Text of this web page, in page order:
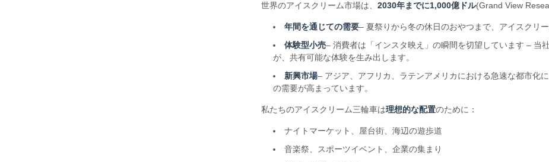
世界のアイスクリーム市場は、 2030年までに1,000億ドル(Grand View
年間を通じての需要– 夏祭りから冬の休日のおやつまで、アイスクリ
体験型小売– 消費者は「インスタ映え」の瞬間を切望しています – 当
が、共有可能な体験を生み出します。
新興市場– アジア、アフリカ、ラテンアメリカにおける急速な都市化
の需要が高まっています。
私たちのアイスクリーム三輪車は理想的な配置のために：
ナイトマーケット、屋台街、海辺の遊歩道
音楽祭、スポーツイベント、企業の集まり